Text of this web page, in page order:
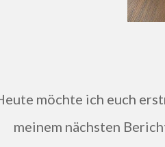
benutzt und in
meinem nächsten